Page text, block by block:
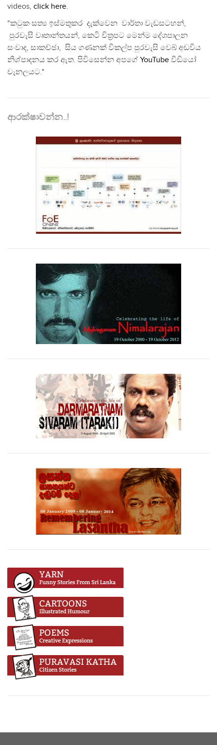
videos, click here.
"කටුක සත්‍ය ඉස්මතුකර දැක්වෙන වාර්තා වැඩසටහන්,
පුරවැසි වෘතාන්තයන්, කෙටි චිත්‍රපට මෙන්ම දේශපාලන
සංවාද, සාකච්ඡා, සිය ගණනක් විකල්ප පුරවැසි වෙබ් අඩවිය
නිශ්පාදනය කර ඇත. පිවිසෙන්න අපගේ YouTube වීඩියෝ
චැනලයට."
ආරක්ෂාවන්න..!